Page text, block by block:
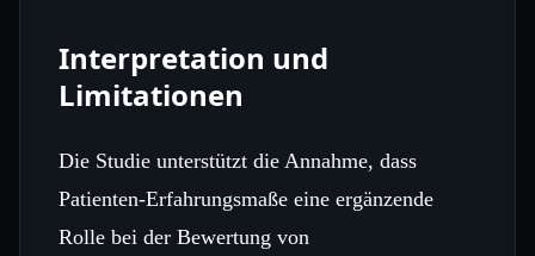
Interpretation und
Limitationen
Die Studie unterstützt die Annahme, dass
Patienten‑Erfahrungsmaße eine ergänzende
Rolle bei der Bewertung von